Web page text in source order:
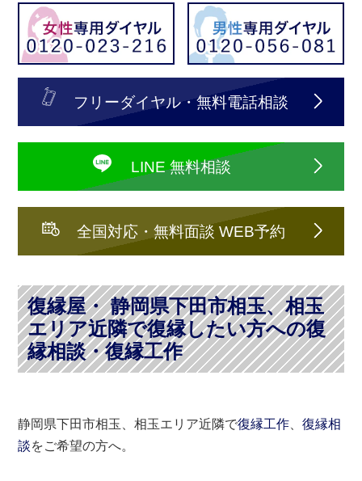
フリーダイヤル・無料電話相談
LINE 無料相談
全国対応・無料面談 WEB予約
復縁屋・ 静岡県下田市相玉、相玉
エリア近隣で復縁したい方への復
縁相談・復縁工作
静岡県下田市相玉、相玉エリア近隣で復縁工作 、復縁相
談をご希望の方へ。